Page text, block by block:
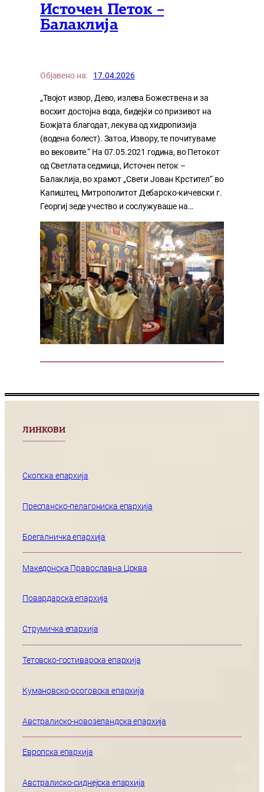
Источен Петок –
Балаклија
Објавено на: 17.04.2026
„Твојот извор, Дево, излева Божествена и за
восхит достојна вода, бидејќи со призивот на
Божјата благодат, лекува од хидропизија
(водена болест). Затоа, Извору, те почитуваме
во вековите.“ На 07.05.2021 година, во Петокот
од Светлата седмица, Источен петок –
Балаклија, во храмот „Свети Јован Крстител“ во
Капиштец, Митрополитот Дебарско-кичевски г.
Георгиј зеде учество и сослужуваше на…
ЛИНКОВИ
Скопска епархија
Преспанско-пелагониска епархија
Брегалничка епархија
Македонска Православна Црква
Повардарска епархија
Струмичка епархија
Тетовско-гостиварска епархија
Кумановско-осоговска епархија
Австралиско-новозеландска епархија
Европска епархија
Австралиско-сиднејска епархија